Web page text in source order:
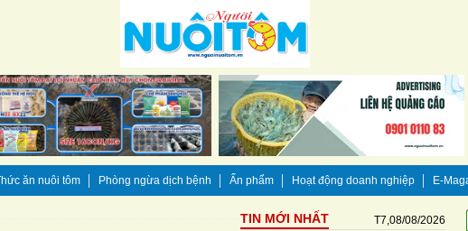
ăn nuôi tôm Phòng ngừa dịch bệnh Ấn phẩm Hoạt động doanh nghiệp E-
TIN MỚI NHẤT T7,08/08/2026